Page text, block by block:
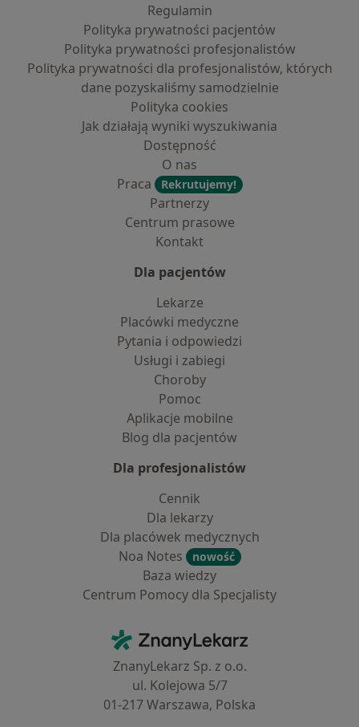
Regulamin
Polityka prywatności pacjentów
Polityka prywatności profesjonalistów
Polityka prywatności dla profesjonalistów, których
dane pozyskaliśmy samodzielnie
Polityka cookies
Jak działają wyniki wyszukiwania
Dostępność
O nas
Praca
Rekrutujemy!
Partnerzy
Centrum prasowe
Kontakt
Dla pacjentów
Lekarze
Placówki medyczne
Pytania i odpowiedzi
Usługi i zabiegi
Choroby
Pomoc
Aplikacje mobilne
Blog dla pacjentów
Dla profesjonalistów
Cennik
Dla lekarzy
Dla placówek medycznych
Noa Notes
nowość
Baza wiedzy
Centrum Pomocy dla Specjalisty
ZnanyLekarz - Strona główna
ZnanyLekarz Sp. z o.o.
ul. Kolejowa 5/7
01-217 Warszawa, Polska